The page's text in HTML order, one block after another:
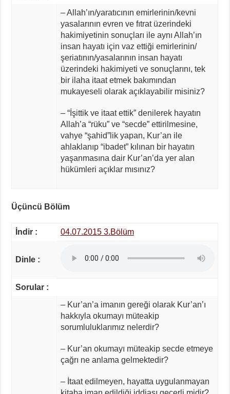
– Allah’ın/yaratıcının emirlerinin/kevni
yasalarının evren ve fıtrat üzerindeki
hakimiyetinin sonuçları ile aynı Allah’ın
insan hayatı için vaz ettiği emirlerinin/
şeriatının/yasalarının insan hayatı
üzerindeki hakimiyeti ve sonuçlarını, tek
bir ilaha itaat etmek bakımından
mukayeseli olarak açıklayabilir misiniz?
– “İşittik ve itaat ettik” denilerek hayatın
Allah’a “rüku” ve “secde” ettirilmesine,
vahye “şahid”lik yapan, Kur’an ile
ahlaklanıp “ibadet” kılınan bir hayatın
yaşanmasına dair Kur’an’da yer alan
hükümleri açıklar mısınız?
Üçüncü Bölüm
İndir : 04.07.2015 3.Bölüm
Dinle :
Sorular :
– Kur’an’a imanın gereği olarak Kur’an’ı
hakkıyla okumayı müteakip
sorumluluklarımız nelerdir?
– Kur’an okumayı müteakip secde etmeye
çağrı ne anlama gelmektedir?
– İtaat edilmeyen, hayatta uygulanmayan